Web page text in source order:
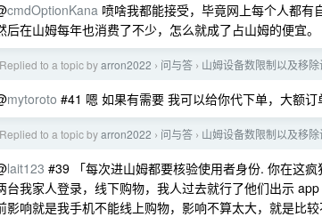
cmdOptionKana 喷啥我都能接受，毕竟网上每个人都有
后在山姆每年也消费了不少，怎么就成了占山姆的便宜。
Replied to a topic byarron2022 › 问与答 › 山姆设备数限制以及移
mytoroto #41 嗯 如果有需要 我可以给你代下单，大额订
Replied to a topic byarron2022 › 问与答 › 山姆设备数限制以及移
lait123 #39 「每次进山姆都要核验使用者身份. 你在这
台我家人登录，线下购物，我人过去就行了他们出示
影响就是我手机不能线上购物，影响不算太大，就是比较